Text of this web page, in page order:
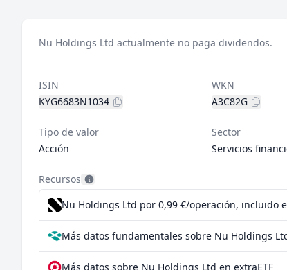
Nu Holdings Ltd actualmente no paga dividendos.
ISIN
KYG6683N1034
WKN
A3C82G
Tipo de valor
Acción
Sector
Servicios
Recursos
Nu Holdings Ltd por 0,99 €/operación, incluido
Más datos fundamentales sobre Nu Holdings
Más datos sobre Nu Holdings Ltd en extraETF